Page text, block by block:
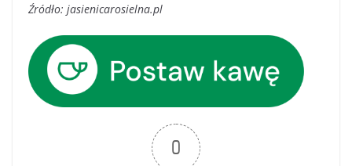
Źródło: jasienicarosielna.pl
0